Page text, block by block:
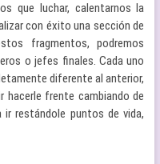
que luchar, calentarnos la
con éxito una sección de
fragmentos, podremos
o jefes finales. Cada uno
diferente al anterior,
hacerle frente cambiando de
restándole puntos de vida,